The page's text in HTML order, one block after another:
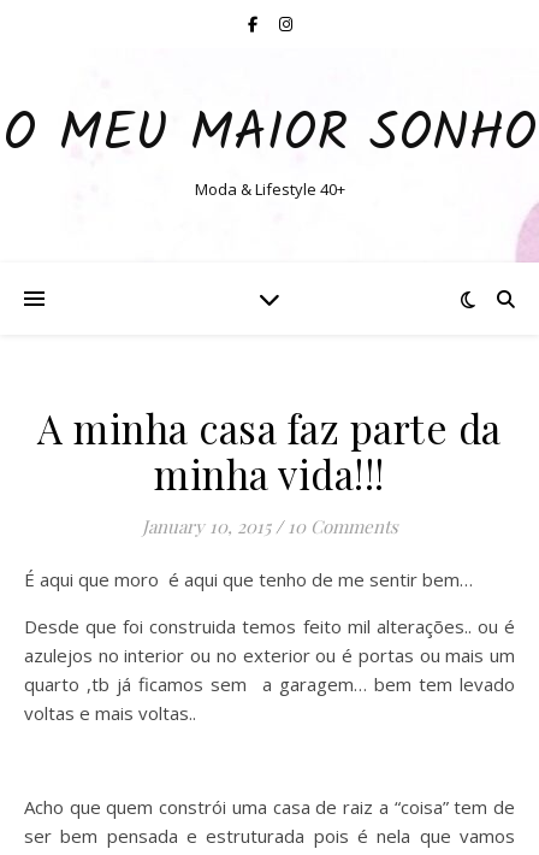
O MEU MAIOR SONHO
Moda & Lifestyle 40+
A minha casa faz parte da
minha vida!!!
January 10, 2015 / 10 Comments
É aqui que moro é aqui que tenho de me sentir bem…
Desde que foi construida temos feito mil alterações.. ou é
azulejos no interior ou no exterior ou é portas ou mais um
quarto ,tb já ficamos sem a garagem… bem tem levado
voltas e mais voltas..
Acho que quem constrói uma casa de raiz a “coisa” tem de
ser bem pensada e estruturada pois é nela que vamos